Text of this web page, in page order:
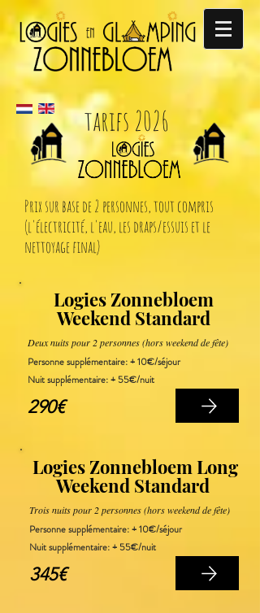
tarifs 2026
Prix sur base de 2 personnes, tout compris
(l'électricité, l'eau, les draps/essuis et le
nettoyage final)
Logies Zonnebloem
Weekend Standard
Deux nuits pour 2 personnes (hors weekend de fête)
Personne supplémentaire: + 10€/séjour
Nuit supplémentaire: + 55€/nuit
290€
Logies Zonnebloem Long
Weekend Standard
Trois nuits pour 2 personnes (hors weekend de fête)
Personne supplémentaire: + 10€/séjour
Nuit supplémentaire: + 55€/nuit
345€